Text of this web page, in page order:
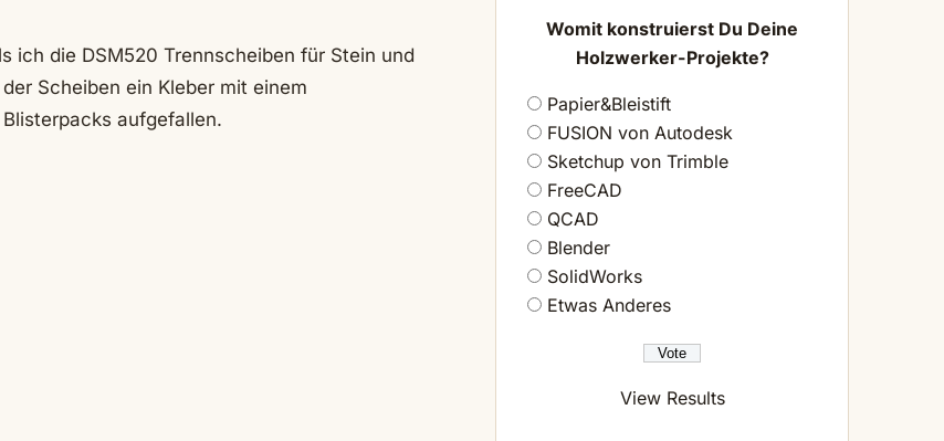
ich die DSM520 Trennscheiben für Stein und
Scheiben ein Kleber mit einem
aufgefallen.
Womit konstruierst Du Deine
Holzwerker-Projekte?
Papier&Bleistift
FUSION von Autodesk
Sketchup von Trimble
FreeCAD
QCAD
Blender
SolidWorks
Etwas Anderes
View Results